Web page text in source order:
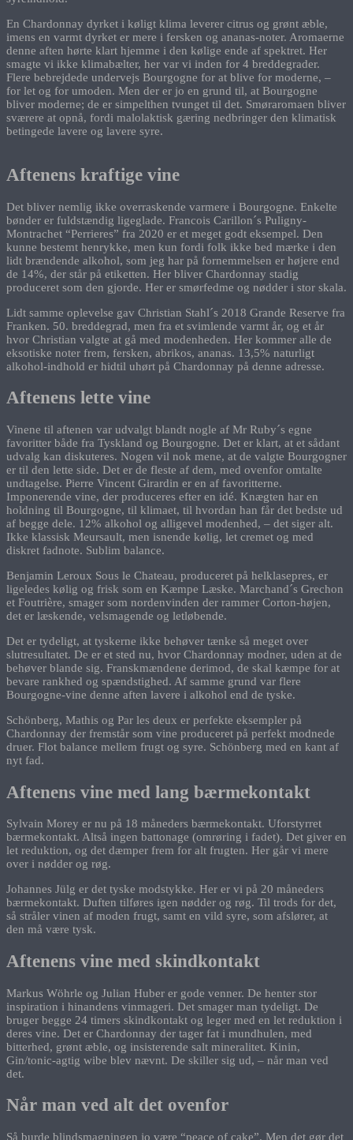
En Chardonnay dyrket i køligt klima leverer citrus og grønt æble,
imens en varmt dyrket er mere i fersken og ananas-noter. Aromaerne
denne aften hørte klart hjemme i den kølige ende af spektret. Her
smagte vi ikke klimabælter, her var vi inden for 4 breddegrader.
Flere bebrejdede undervejs Bourgogne for at blive for moderne, –
for let og for umoden. Men der er jo en grund til, at Bourgogne
bliver moderne; de er simpelthen tvunget til det. Smøraromaen bliver
sværere at opnå, fordi malolaktisk gæring nedbringer den klimatisk
betingede lavere og lavere syre.
Aftenens kraftige vine
Det bliver nemlig ikke overraskende varmere i Bourgogne. Enkelte
bønder er fuldstændig ligeglade. Francois Carillon´s Puligny-
Montrachet “Perrieres” fra 2020 er et meget godt eksempel. Den
kunne bestemt henrykke, men kun fordi folk ikke bed mærke i den
lidt brændende alkohol, som jeg har på fornemmelsen er højere end
de 14%, der står på etiketten. Her bliver Chardonnay stadig
produceret som den gjorde. Her er smørfedme og nødder i stor skala.
Lidt samme oplevelse gav Christian Stahl´s 2018 Grande Reserve fra
Franken. 50. breddegrad, men fra et svimlende varmt år, og et år
hvor Christian valgte at gå med modenheden. Her kommer alle de
eksotiske noter frem, fersken, abrikos, ananas. 13,5% naturligt
alkohol-indhold er hidtil uhørt på Chardonnay på denne adresse.
Aftenens lette vine
Vinene til aftenen var udvalgt blandt nogle af Mr Ruby´s egne
favoritter både fra Tyskland og Bourgogne. Det er klart, at et sådant
udvalg kan diskuteres. Nogen vil nok mene, at de valgte Bourgogner
er til den lette side. Det er de fleste af dem, med ovenfor omtalte
undtagelse. Pierre Vincent Girardin er en af favoritterne.
Imponerende vine, der produceres efter en idé. Knægten har en
holdning til Bourgogne, til klimaet, til hvordan han får det bedste ud
af begge dele. 12% alkohol og alligevel modenhed, – det siger alt.
Ikke klassisk Meursault, men isnende kølig, let cremet og med
diskret fadnote. Sublim balance.
Benjamin Leroux Sous le Chateau, produceret på helklasepres, er
ligeledes kølig og frisk som en Kæmpe Læske. Marchand´s Grechon
et Foutrière, smager som nordenvinden der rammer Corton-højen,
det er læskende, velsmagende og letløbende.
Det er tydeligt, at tyskerne ikke behøver tænke så meget over
slutresultatet. De er et sted nu, hvor Chardonnay modner, uden at de
behøver blande sig. Franskmændene derimod, de skal kæmpe for at
bevare rankhed og spændstighed. Af samme grund var flere
Bourgogne-vine denne aften lavere i alkohol end de tyske.
Schönberg, Mathis og Par les deux er perfekte eksempler på
Chardonnay der fremstår som vine produceret på perfekt modnede
druer. Flot balance mellem frugt og syre. Schönberg med en kant af
nyt fad.
Aftenens vine med lang bærmekontakt
Sylvain Morey er nu på 18 måneders bærmekontakt. Uforstyrret
bærmekontakt. Altså ingen battonage (omrøring i fadet). Det giver en
let reduktion, og det dæmper frem for alt frugten. Her går vi mere
over i nødder og røg.
Johannes Jülg er det tyske modstykke. Her er vi på 20 måneders
bærmekontakt. Duften tilføres igen nødder og røg. Til trods for det,
så stråler vinen af moden frugt, samt en vild syre, som afslører, at
den må være tysk.
Aftenens vine med skindkontakt
Markus Wöhrle og Julian Huber er gode venner. De henter stor
inspiration i hinandens vinmageri. Det smager man tydeligt. De
bruger begge 24 timers skindkontakt og leger med en let reduktion i
deres vine. Det er Chardonnay der tager fat i mundhulen, med
bitterhed, grønt æble, og insisterende salt mineralitet. Kinin,
Gin/tonic-agtig wibe blev nævnt. De skiller sig ud, – når man ved
det.
Når man ved alt det ovenfor
Så burde blindsmagningen jo være “peace of cake”. Men det gør det